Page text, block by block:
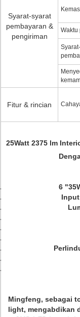
Syarat-syarat
pembayaran &
pengiriman
Waktu
Fitur & rincian
25Watt 2375 lm
6
Mingfeng, sebagai
light, mengabdikan